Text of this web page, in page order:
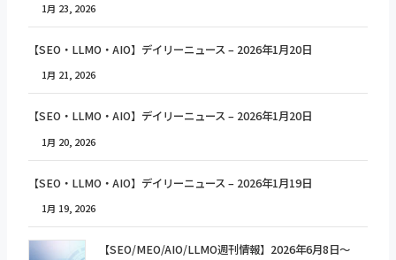
1月 23, 2026
【SEO・LLMO・AIO】デイリーニュース – 2026年1月20日
1月 21, 2026
【SEO・LLMO・AIO】デイリーニュース – 2026年1月20日
1月 20, 2026
【SEO・LLMO・AIO】デイリーニュース – 2026年1月19日
1月 19, 2026
【SEO/MEO/AIO/LLMO週刊情報】2026年6月8日〜